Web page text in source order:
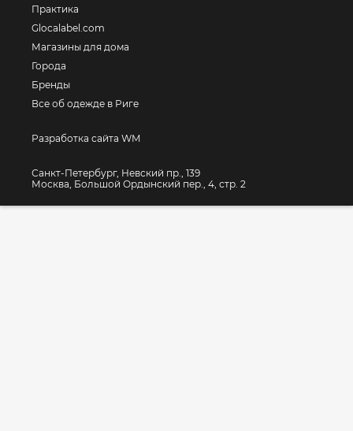
Практика
Glocalabel.com
Магазины для дома
Города
Бренды
Все об одежде в Риге
Разработка сайта WM
Санкт-Петербург, Невский пр., 139
Москва, Большой Ордынский пер., 4, стр. 2